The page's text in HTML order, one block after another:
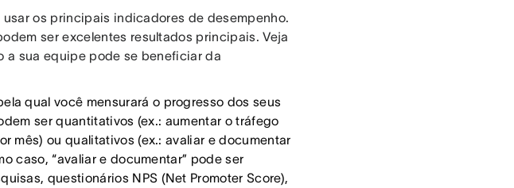
os principais indicadores de desempenho.
ser excelentes resultados principais. Veja
a sua equipe pode se beneficiar da
qual você mensurará o progresso dos seus
ser quantitativos (ex.: aumentar o tráfego
mês) ou qualitativos (ex.: avaliar e documentar
caso, “avaliar e documentar” pode ser
questionários NPS (Net Promoter Score),